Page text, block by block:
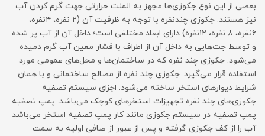
بعضی از این نوع جکوزی‌ها مجهز به المنت حرارتی جهت گرم کردن آب
نیز هستند. جکوزی چندنفره با توجه به ظرفیت آن (۲ نفره، ۴نفره،
۶نفره، ۸ نفره، ۱۲نفره) دارای ابعاد مختلفی است؛ داخل آن از آب پر شده
و توسط جت‌هایی به داخل آن از اطراف با فشار معین آب گرم دمیده
می‌شود. جکوزی چند نفره که در ساختمان‌ها و محل‌های عمومی مورد
استفاده قرار می‌گیرد. جکوزی چند نفره از مصالح ساختمانی و با همان
شرایط دیوارهای استخر ساخته می‌شود. اجزای سیستم تصفیه
جکوزی‌های چند نفره تجهیزات استخرهای کوچک می‌باشد. پمپ تصفیه
پمپ تصفیه در سیستم جکوزی مانند کار پمپ تصفیه استخر می‌باشد
آب را از کف جکوزی گرفته و پس از عبور از صافی اولیه به سمت